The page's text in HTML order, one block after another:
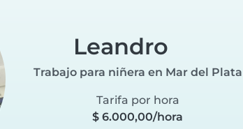
Leandro
Trabajo para niñera en Mar del Plata
Tarifa por hora
$ 6.000,00/hora